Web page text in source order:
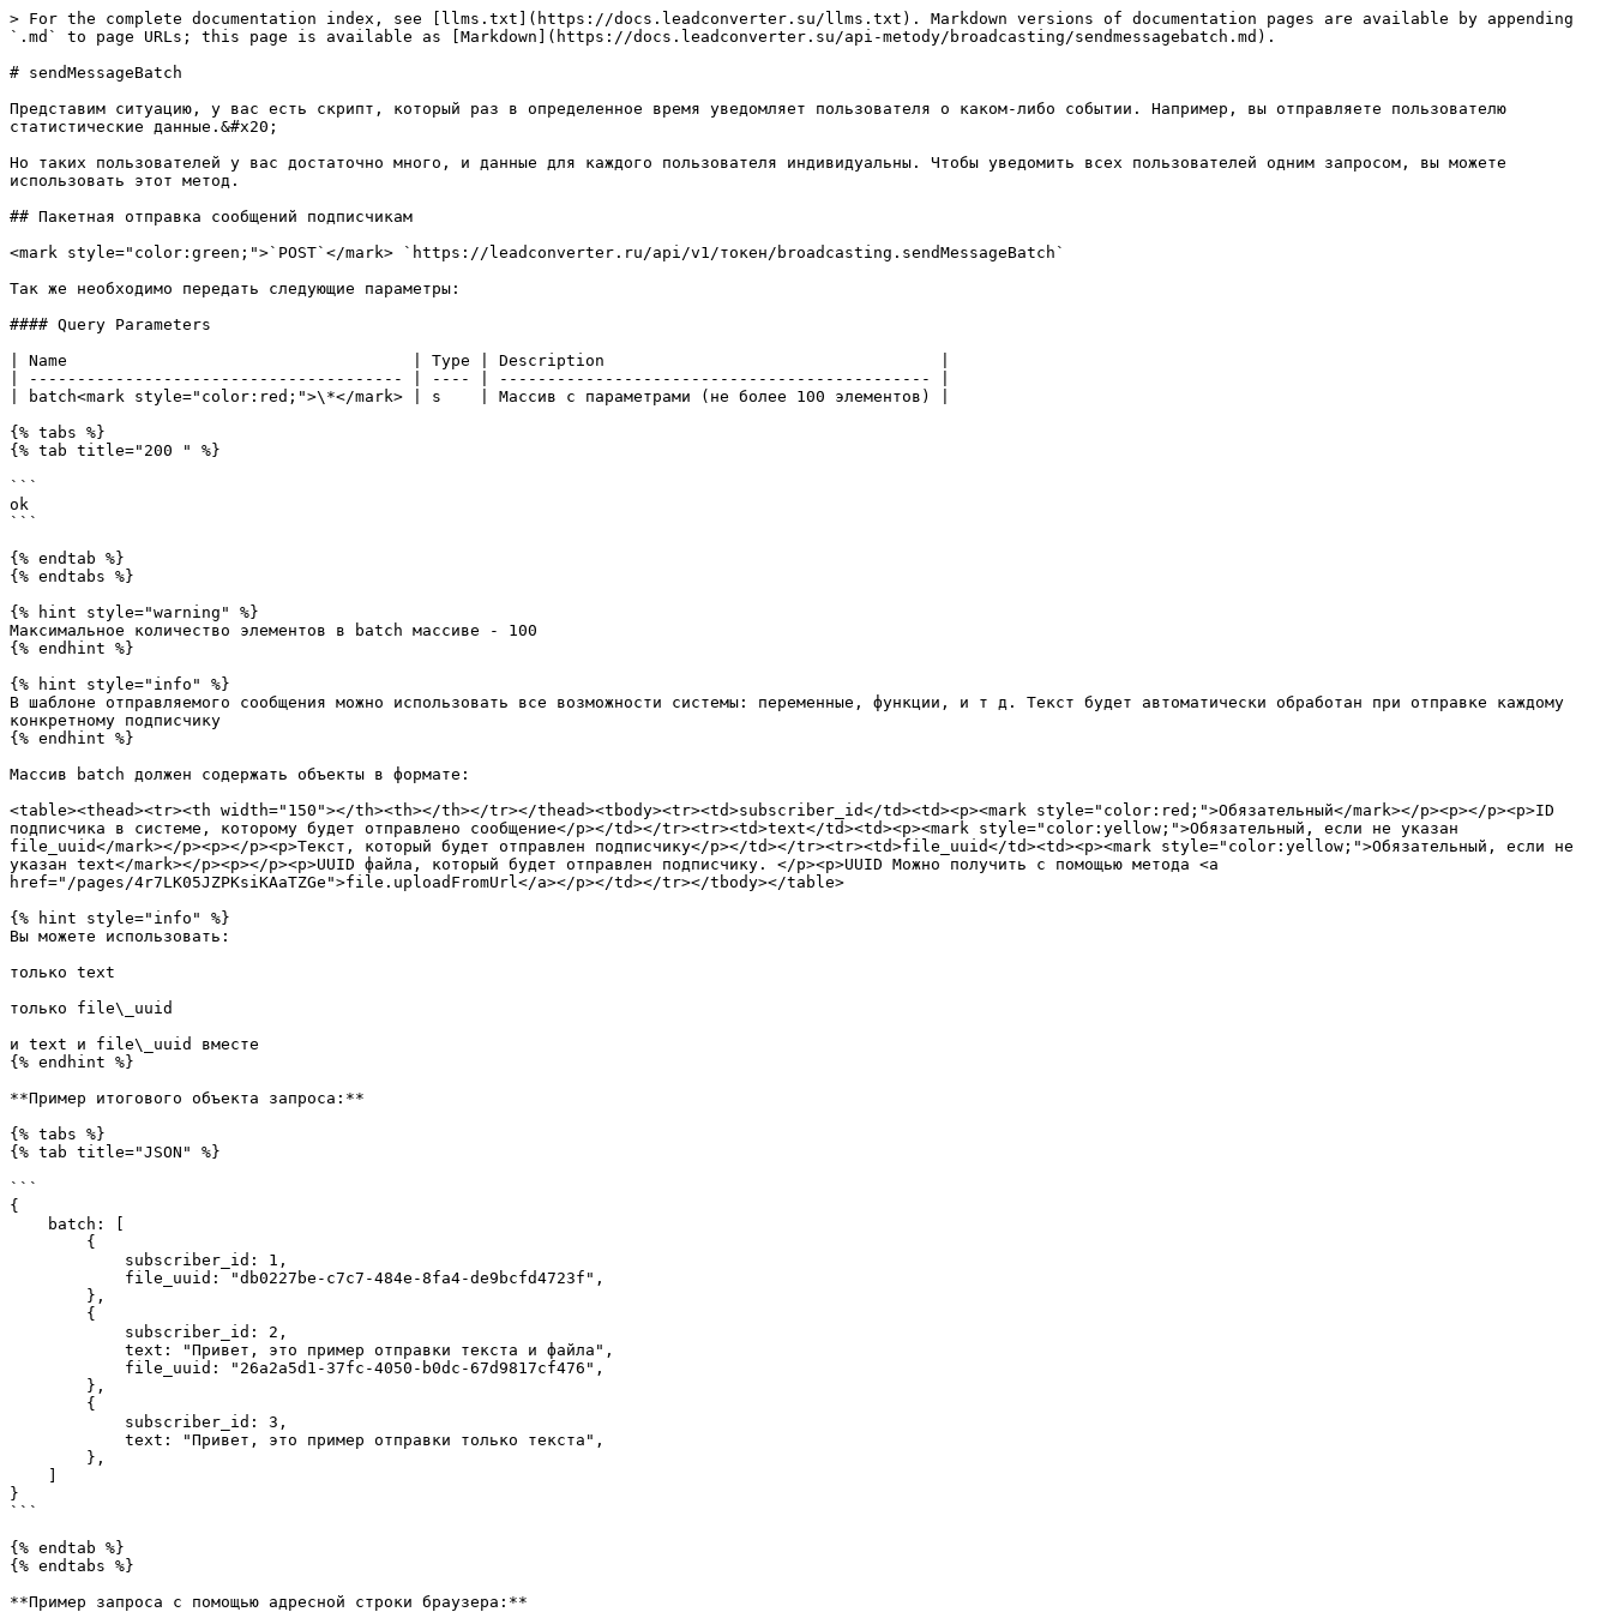
> For the complete documentation index, see [llms.txt](https://docs.leadconverter.su/llms.txt). Markdown versions of documentation pages are available by appending
`.md` to page URLs; this page is available as [Markdown](https://docs.leadconverter.su/api-metody/broadcasting/sendmessagebatch.md).
# sendMessageBatch
Представим ситуацию, у вас есть скрипт, который раз в определенное время уведомляет пользователя о каком-либо событии. Например, вы отправляете пользователю
статистические данные.&#x20;
Но таких пользователей у вас достаточно много, и данные для каждого пользователя индивидуальны. Чтобы уведомить всех пользователей одним запросом, вы можете
использовать этот метод.
## Пакетная отправка сообщений подписчикам
<mark style="color:green;">`POST`</mark> `https://leadconverter.ru/api/v1/токен/broadcasting.sendMessageBatch`
Так же необходимо передать следующие параметры:
#### Query Parameters
| Name                                    | Type | Description                                   |
| --------------------------------------- | ---- | --------------------------------------------- |
| batch<mark style="color:red;">\*</mark> | s    | Массив с параметрами (не более 100 элементов) |
{% tabs %}
{% tab title="200 " %}
```
ok
```
{% endtab %}
{% endtabs %}
{% hint style="warning" %}
Максимальное количество элементов в batch массиве - 100
{% endhint %}
{% hint style="info" %}
В шаблоне отправляемого сообщения можно использовать все возможности системы: переменные, функции, и т д. Текст будет автоматически обработан при отправке каждому
конкретному подписчику
{% endhint %}
Массив batch должен содержать объекты в формате:
<table><thead><tr><th width="150"></th><th></th></tr></thead><tbody><tr><td>subscriber_id</td><td><p><mark style="color:red;">Обязательный</mark></p><p></p><p>ID
подписчика в системе, которому будет отправлено сообщение</p></td></tr><tr><td>text</td><td><p><mark style="color:yellow;">Обязательный, если не указан
file_uuid</mark></p><p></p><p>Текст, который будет отправлен подписчику</p></td></tr><tr><td>file_uuid</td><td><p><mark style="color:yellow;">Обязательный, если не
указан text</mark></p><p></p><p>UUID файла, который будет отправлен подписчику. </p><p>UUID Можно получить с помощью метода <a
href="/pages/4r7LK05JZPKsiKAaTZGe">file.uploadFromUrl</a></p></td></tr></tbody></table>
{% hint style="info" %}
Вы можете использовать:
только text
только file\_uuid
и text и file\_uuid вместе
{% endhint %}
**Пример итогового объекта запроса:**
{% tabs %}
{% tab title="JSON" %}
```
{
}
```
{% endtab %}
{% endtabs %}
**Пример запроса с помощью адресной строки браузера:**